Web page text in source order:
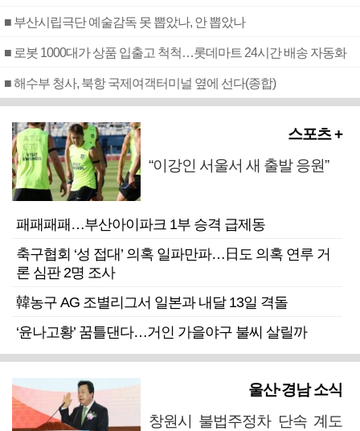
■ 부산시립극단 예술감독 못 뽑았나, 안 뽑았나
■ 로봇 1000대가 상품 입출고 척척…롯데마트 24시간 배송 자동화
■ 해수부 청사, 북항 국제여객터미널 옆에 선다(종합)
스포츠 +
“이강인 서울서 새 출발 응원”
패패패패…부산아이파크 1부 승격 급제동
축구협회 ‘성 접대’ 의혹 일파만파…日도 의혹 연루 거
론 심판 2명 조사
韓농구 AG 조별리그서 일본과 내달 13일 격돌
‘윤나고황’ 꿈틀댄다…거인 가을야구 불씨 살릴까
울산·경남 소식
창원시 불법주정차 단속 계도